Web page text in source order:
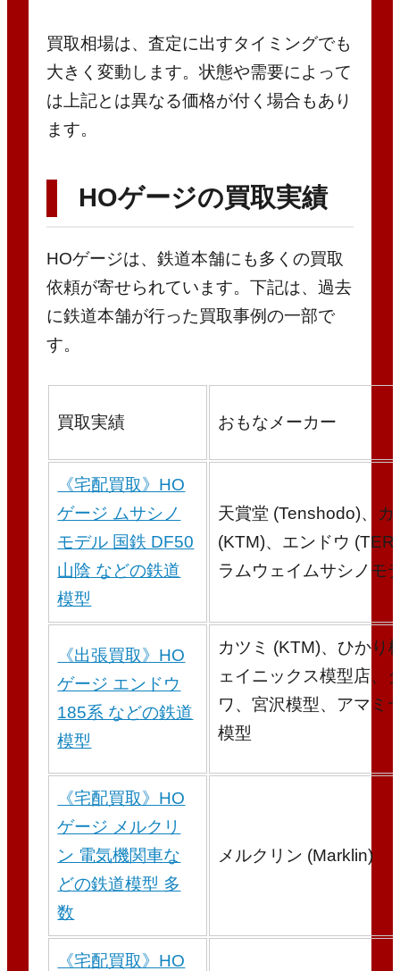
買取相場は、査定に出すタイミングでも
大きく変動します。状態や需要によって
は上記とは異なる価格が付く場合もあり
ます。
HOゲージの買取実績
HOゲージは、鉄道本舗にも多くの買取
依頼が寄せられています。下記は、過去
に鉄道本舗が行った買取事例の一部で
す。
買取実績 おもなメーカー
《宅配買取》HO
ゲージ ムサシノ
モデル 国鉄 DF50
山陰 などの鉄道
模型
天賞堂 (Tenshodo)、カ
(KTM)、エンドウ
ラムウェイムサシノモ
《出張買取》HO
ゲージ エンドウ
185系 などの鉄道
模型
カツミ (KTM)、ひかり
ェイニックス模型店、
ワ、宮沢模型、アマミ
模型
《宅配買取》HO
ゲージ メルクリ
ン 電気機関車な
どの鉄道模型 多
数
メルクリン (Marklin)
《宅配買取》HO